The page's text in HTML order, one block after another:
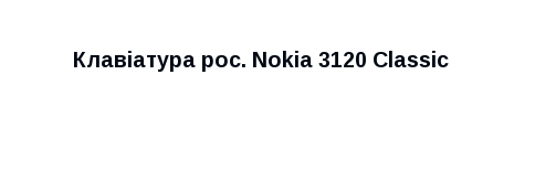
Клавіатура рос. Nokia 3120 Classic